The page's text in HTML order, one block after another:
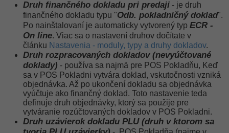
Druh finančného dokladu pri predaji - je druh
finančného dokladu typu "Odb. pokladničný doklad".
Po nainštalovaní je automaticky vytvorený typ ECR -
On line. Viac sa o nastavení druhov dočítate v
článku Nastavenia - moduly, typy a druhy dokladov.
Druh rozpracovaných dokladov (nevyúčtované
doklady) - používa sa najmä pre POS Pokladňu, Keď
sa v POS Pokladni vytvára doklad, vskutočnosti vzniká
objednávka. Až po ukončení dokladu sa objednávka
vyúčtuje ako finančný doklad. Toto nastavenie teda
definuje druh objednávky, ktorý sa použije pre
vytváranie rozúčtovaných dokladov v POS Pokladni.
Druh uzávierok dokladu PLU (druh v ktorom sa